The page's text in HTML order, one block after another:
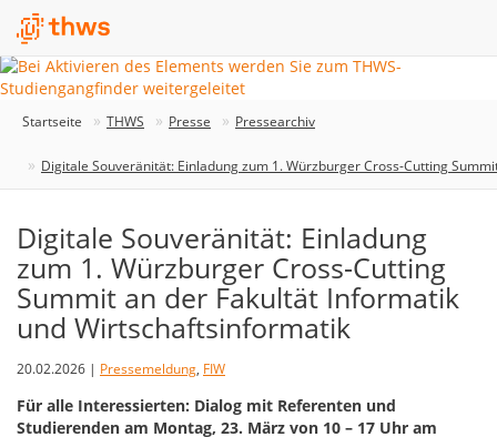
Startseite THWS Presse Pressearchiv
Digitale Souveränität: Einladung zum 1. Würzburger Cross-Cutting
Digitale Souveränität: Einladung
zum 1. Würzburger Cross-Cutting
Summit an der Fakultät Informatik
und Wirtschaftsinformatik
20.02.2026 | Pressemeldung, FIW
Für alle Interessierten: Dialog mit Referenten und
Studierenden am Montag, 23. März von 10 – 17 Uhr am